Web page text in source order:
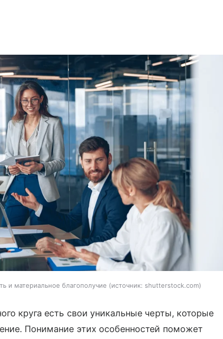
и материальное благополучие источник: shutterstock.com
круга есть свои уникальные черты, которые
Понимание этих особенностей поможет